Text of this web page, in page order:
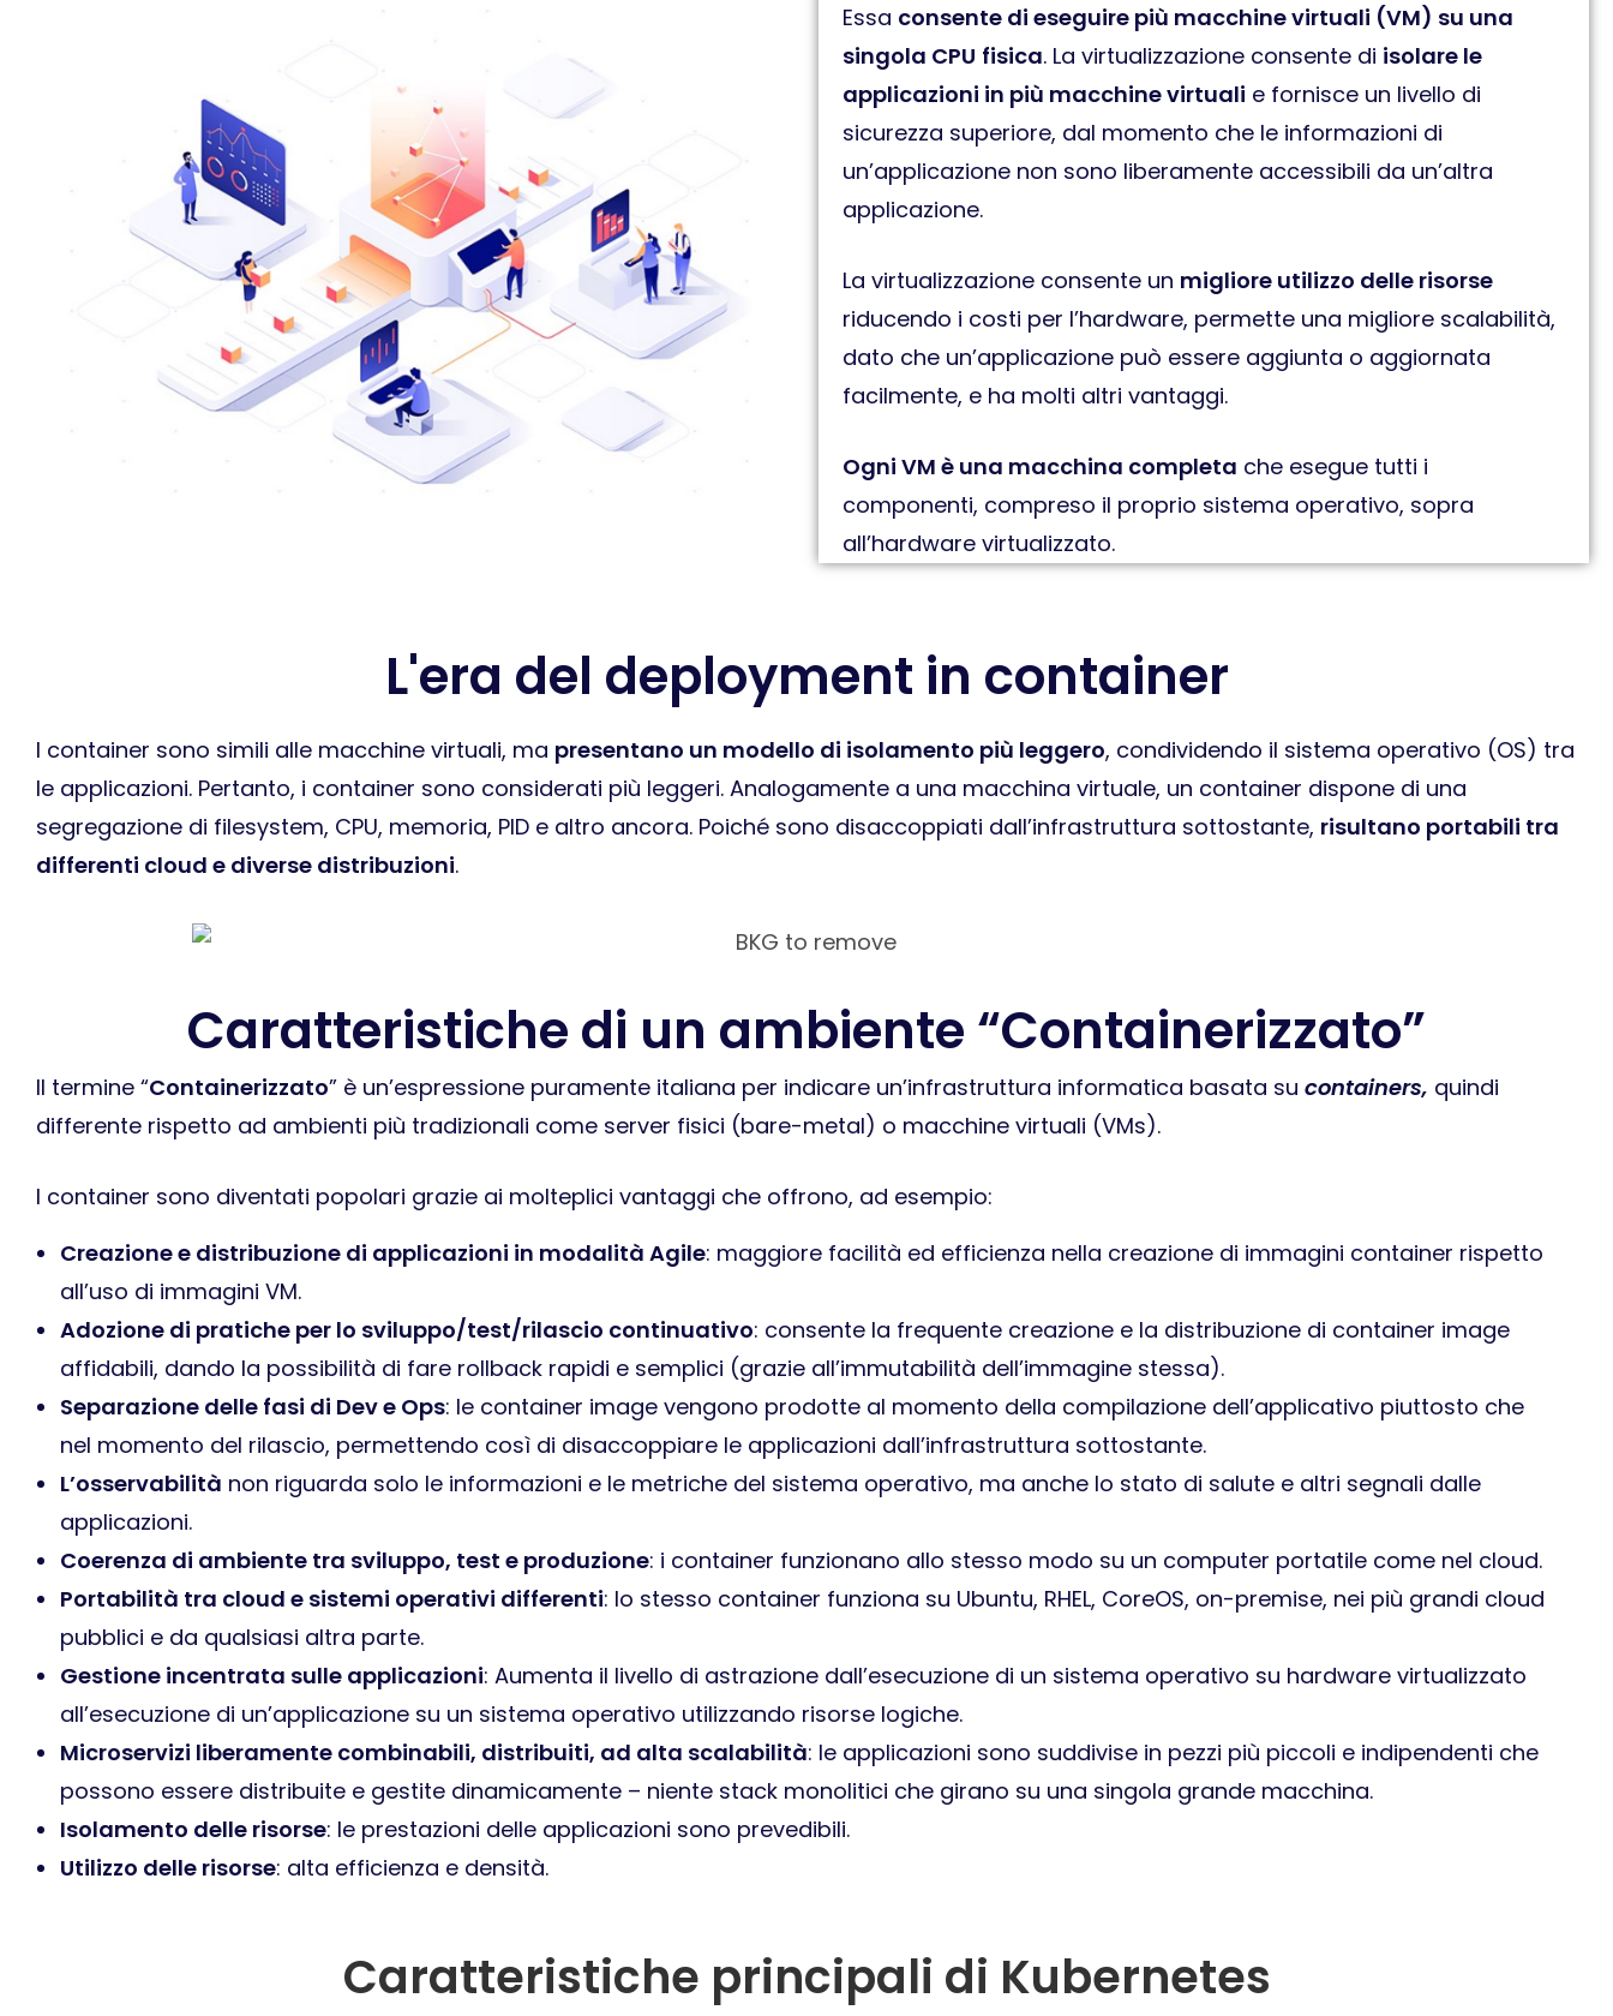
Essa consente di eseguire più macchine virtuali (VM) su una
singola CPU fisica. La virtualizzazione consente di isolare le
applicazioni in più macchine virtuali e fornisce un livello di
sicurezza superiore, dal momento che le informazioni di
un’applicazione non sono liberamente accessibili da un’altra
applicazione.
La virtualizzazione consente un migliore utilizzo delle risorse
riducendo i costi per l’hardware, permette una migliore scalabilità,
dato che un’applicazione può essere aggiunta o aggiornata
facilmente, e ha molti altri vantaggi.
Ogni VM è una macchina completa che esegue tutti i
componenti, compreso il proprio sistema operativo, sopra
all’hardware virtualizzato.
L'era del deployment in container
I container sono simili alle macchine virtuali, ma presentano un modello di isolamento più leggero, condividendo il sistema operativo (OS) tra
le applicazioni. Pertanto, i container sono considerati più leggeri. Analogamente a una macchina virtuale, un container dispone di una
segregazione di filesystem, CPU, memoria, PID e altro ancora. Poiché sono disaccoppiati dall’infrastruttura sottostante, risultano portabili tra
differenti cloud e diverse distribuzioni.
Caratteristiche di un ambiente “Containerizzato”
Il termine “Containerizzato” è un’espressione puramente italiana per indicare un’infrastruttura informatica basata su containers, quindi
differente rispetto ad ambienti più tradizionali come server fisici (bare-metal) o macchine virtuali (VMs).
I container sono diventati popolari grazie ai molteplici vantaggi che offrono, ad esempio:
Creazione e distribuzione di applicazioni in modalità Agile: maggiore facilità ed efficienza nella creazione di immagini container rispetto
all’uso di immagini VM.
Adozione di pratiche per lo sviluppo/test/rilascio continuativo: consente la frequente creazione e la distribuzione di container image
affidabili, dando la possibilità di fare rollback rapidi e semplici (grazie all’immutabilità dell’immagine stessa).
Separazione delle fasi di Dev e Ops: le container image vengono prodotte al momento della compilazione dell’applicativo piuttosto che
nel momento del rilascio, permettendo così di disaccoppiare le applicazioni dall’infrastruttura sottostante.
L’osservabilità non riguarda solo le informazioni e le metriche del sistema operativo, ma anche lo stato di salute e altri segnali dalle
applicazioni.
Coerenza di ambiente tra sviluppo, test e produzione: i container funzionano allo stesso modo su un computer portatile come nel cloud.
Portabilità tra cloud e sistemi operativi differenti: lo stesso container funziona su Ubuntu, RHEL, CoreOS, on-premise, nei più grandi cloud
pubblici e da qualsiasi altra parte.
Gestione incentrata sulle applicazioni: Aumenta il livello di astrazione dall’esecuzione di un sistema operativo su hardware virtualizzato
all’esecuzione di un’applicazione su un sistema operativo utilizzando risorse logiche.
Microservizi liberamente combinabili, distribuiti, ad alta scalabilità: le applicazioni sono suddivise in pezzi più piccoli e indipendenti che
possono essere distribuite e gestite dinamicamente – niente stack monolitici che girano su una singola grande macchina.
Isolamento delle risorse: le prestazioni delle applicazioni sono prevedibili.
Utilizzo delle risorse: alta efficienza e densità.
Caratteristiche principali di Kubernetes